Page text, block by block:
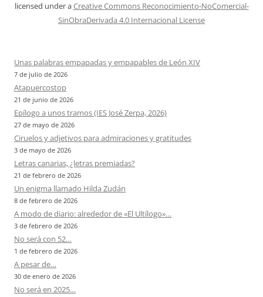
licensed under aCreative Commons Reconocimiento-NoComercial-
SinObraDerivada 4.0 Internacional License
Unas palabras empapadas y empapables de León XIV
7 de julio de 2026
Atapuercostop
21 de junio de 2026
Epílogo a unos tramos (IES José Zerpa, 2026)
27 de mayo de 2026
Ciruelos y adjetivos para admiraciones y gratitudes
3 de mayo de 2026
Letras canarias, ¿letras premiadas?
21 de febrero de 2026
Un enigma llamado Hilda Zudán
8 de febrero de 2026
A modo de diario: alrededor de «El Ultílogo»…
3 de febrero de 2026
No será con 52…
1 de febrero de 2026
A pesar de…
30 de enero de 2026
No será en 2025…